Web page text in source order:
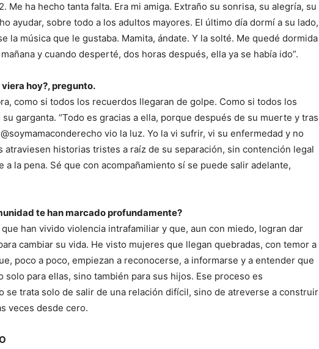
Me ha hecho tanta falta. Era mi amiga. Extraño su sonrisa, su alegría, su
ayudar, sobre todo a los adultos mayores. El último día dormí a su lado,
la música que le gustaba. Mamita, ándate. Y la solté. Me quedé dormida
y cuando desperté, dos horas después, ella ya se había ido”.
hoy?, pregunto.
como si todos los recuerdos llegaran de golpe. Como si todos los
garganta. “Todo es gracias a ella, porque después de su muerte y tras
vio la luz. Yo la vi sufrir, vi su enfermedad y no
atraviesen historias tristes a raíz de su separación, sin contención legal
a la pena. Sé que con acompañamiento sí se puede salir adelante,
te han marcado profundamente?
han vivido violencia intrafamiliar y que, aun con miedo, logran dar
cambiar su vida. He visto mujeres que llegan quebradas, con temor a
poco a poco, empiezan a reconocerse, a informarse y a entender que
solo para ellas, sino también para sus hijos. Ese proceso es
se trata solo de salir de una relación difícil, sino de atreverse a construir
veces desde cero.